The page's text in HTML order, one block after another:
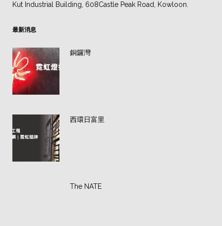
Kut Industrial Building, 608Castle Peak Road, Kowloon.
最新消息
銅鑼灣
西環日富里
The NATE